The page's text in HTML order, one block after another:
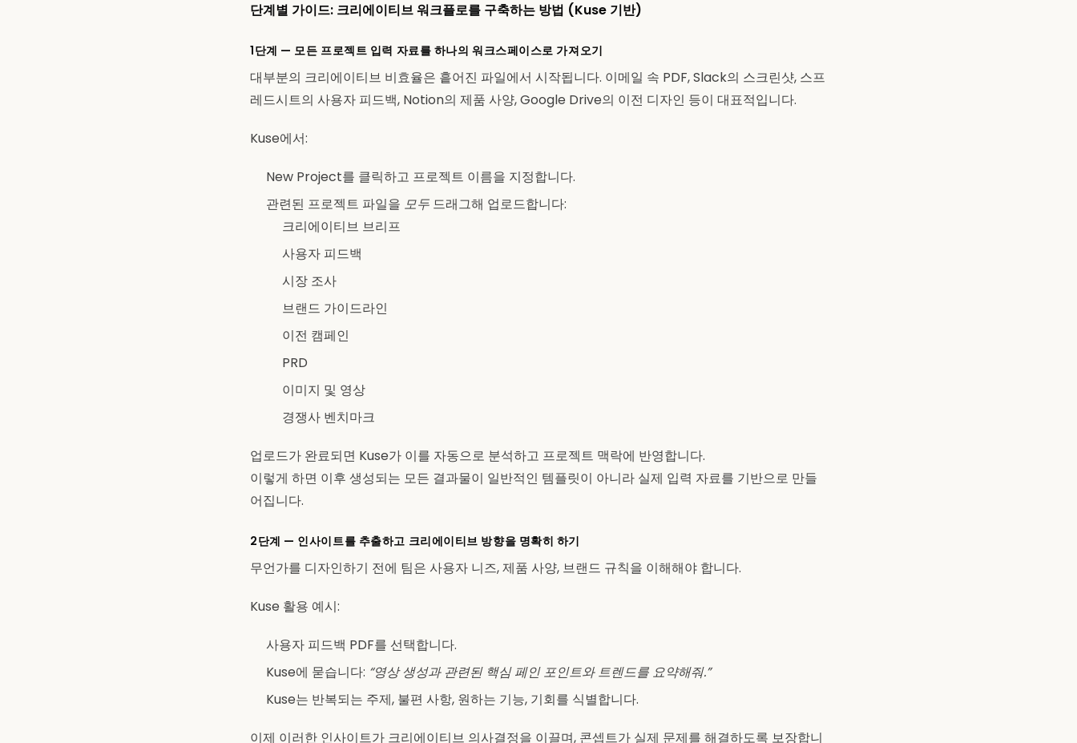
단계별 가이드: 크리에이티브 워크플로를 구축하는 방법 (Kuse 기반)
1단계 — 모든 프로젝트 입력 자료를 하나의 워크스페이스로 가져오기
대부분의 크리에이티브 비효율은 흩어진 파일에서 시작됩니다. 이메일 속 PDF, Slack의 스크린샷, 스프
레드시트의 사용자 피드백, Notion의 제품 사양, Google Drive의 이전 디자인 등이 대표적입니다.
Kuse에서:
New Project를 클릭하고 프로젝트 이름을 지정합니다.
관련된 프로젝트 파일을 모두 드래그해 업로드합니다:
크리에이티브 브리프
사용자 피드백
시장 조사
브랜드 가이드라인
이전 캠페인
PRD
이미지 및 영상
경쟁사 벤치마크
업로드가 완료되면 Kuse가 이를 자동으로 분석하고 프로젝트 맥락에 반영합니다.
이렇게 하면 이후 생성되는 모든 결과물이 일반적인 템플릿이 아니라 실제 입력 자료를 기반으로 만들
어집니다.
2단계 — 인사이트를 추출하고 크리에이티브 방향을 명확히 하기
무언가를 디자인하기 전에 팀은 사용자 니즈, 제품 사양, 브랜드 규칙을 이해해야 합니다.
Kuse 활용 예시:
사용자 피드백 PDF를 선택합니다.
Kuse에 묻습니다: “영상 생성과 관련된 핵심 페인 포인트와 트렌드를 요약해줘.”
Kuse는 반복되는 주제, 불편 사항, 원하는 기능, 기회를 식별합니다.
이제 이러한 인사이트가 크리에이티브 의사결정을 이끌며, 콘셉트가 실제 문제를 해결하도록 보장합니